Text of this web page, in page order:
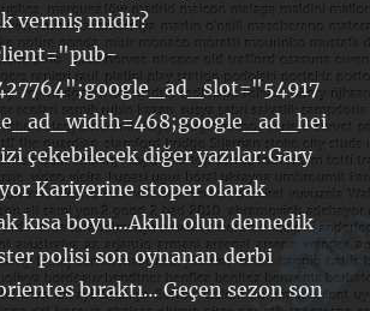
vermiş midir?
çekebilecek diğer yazılar:Gary
Kariyerine stoper olarak
kısa boyu…Akıllı olun demedik
polisi son oynanan derbi
bıraktı… Geçen sezon son